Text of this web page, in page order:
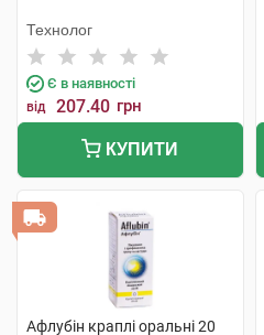
Технолог
Є в наявності
від 207.40 грн
КУПИТИ
Афлубін краплі оральні 20